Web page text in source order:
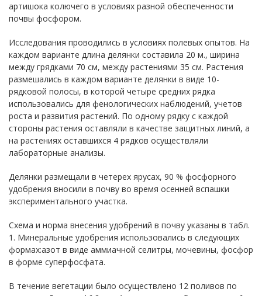
артишока колючего в условиях разной обеспеченности
почвы фосфором.
Исследования проводились в условиях полевых опытов. На
каждом варианте длина делянки составила 20 м., ширина
между грядками 70 см, между растениями 35 см. Растения
размешались в каждом варианте делянки в виде 10-
рядковой полосы, в которой четыре средних рядка
использовались для фенологических наблюдений, учетов
роста и развития растений. По одному рядку с каждой
стороны растения оставляли в качестве защитных линий, а
на растениях оставшихся 4 рядков осуществляли
лабораторные анализы.
Делянки размещали в четерех ярусах, 90 % фосфорного
удобрения вносили в почву во время осенней вспашки
экспериментального участка.
Схема и норма внесения удобрений в почву указаны в табл.
1. Минеральные удобрения использовались в следующих
формах:азот в виде аммиачной селитры, мочевины, фосфор
в форме суперфосфата.
В течение вегетации было осуществлено 12 поливов по